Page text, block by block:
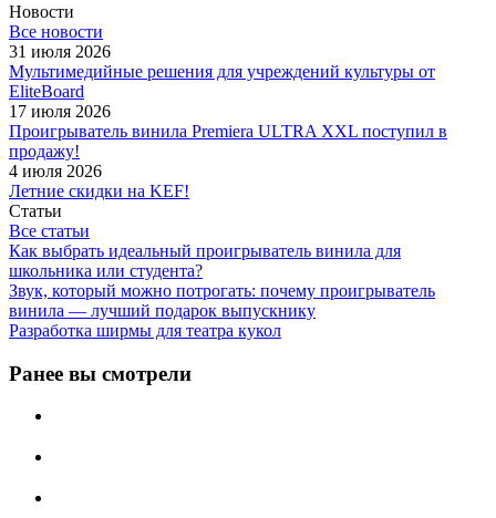
Новости
Все новости
31 июля 2026
Мультимедийные решения для учреждений культуры от
EliteBoard
17 июля 2026
Проигрыватель винила Premiera ULTRA XXL поступил в
продажу!
4 июля 2026
Летние скидки на KEF!
Статьи
Все статьи
Как выбрать идеальный проигрыватель винила для
школьника или студента?
Звук, который можно потрогать: почему проигрыватель
винила — лучший подарок выпускнику
Разработка ширмы для театра кукол
Ранее вы смотрели